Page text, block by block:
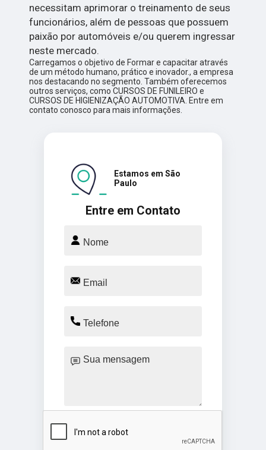
necessitam aprimorar o treinamento de seus
funcionários, além de pessoas que possuem
paixão por automóveis e/ou querem ingressar
neste mercado.
Carregamos o objetivo de Formar e capacitar através
de um método humano, prático e inovador., a empresa
nos destacando no segmento. Também oferecemos
outros serviços, como CURSOS DE FUNILEIRO e
CURSOS DE HIGIENIZAÇÃO AUTOMOTIVA. Entre em
contato conosco para mais informações.
Entre em Contato
Estamos em São
Paulo